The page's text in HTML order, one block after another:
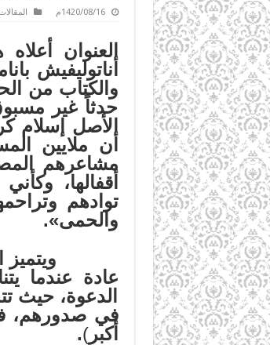
1420/08/16م
العنوان
أناتوليفيش
والكتاب من
حدثاً غير
الأصل إسلام
أن ملايين
مشاعرهم
أقفالها،
توادهم
والحمى»
.
عادة عندما
الدعوة، حيث
في صدورهم،
أكبر)
.